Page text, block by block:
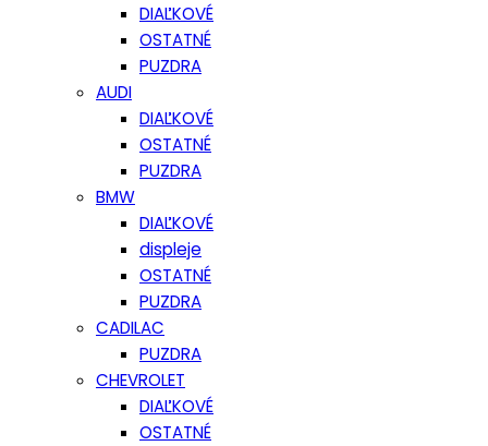
DIAĽKOVÉ
OSTATNÉ
PUZDRA
AUDI
DIAĽKOVÉ
OSTATNÉ
PUZDRA
BMW
DIAĽKOVÉ
displeje
OSTATNÉ
PUZDRA
CADILAC
PUZDRA
CHEVROLET
DIAĽKOVÉ
OSTATNÉ